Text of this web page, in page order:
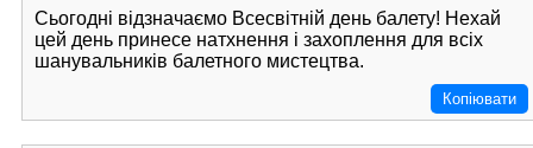
Сьогодні відзначаємо Всесвітній день балету! Нехай
цей день принесе натхнення і захоплення для всіх
шанувальників балетного мистецтва.
Копіювати